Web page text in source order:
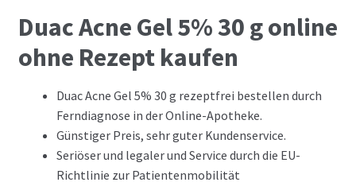
Duac Acne Gel 5% 30 g online
ohne Rezept kaufen
Duac Acne Gel 5% 30 g rezeptfrei bestellen durch
Ferndiagnose in der Online-Apotheke.
Günstiger Preis, sehr guter Kundenservice.
Seriöser und legaler und Service durch die EU-
Richtlinie zur Patientenmobilität